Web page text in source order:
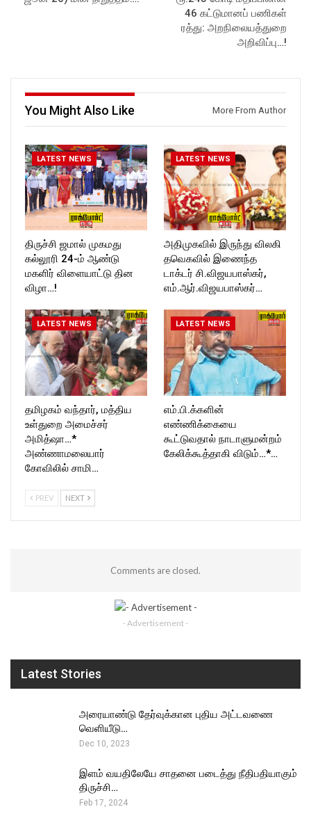
https://www.instagram.com/ro
ckforttimes/
Follow us on:
T_TIMESC
https://www.facebook.com/R
ockforttimes
Follow us on:
https://www.instagram.com/ro
46 கட்டுமானப் பணிகள்
ரத்து: அறநிலையத்துறை
அறிவிப்பு…!
You Might Also Like More From Author
LATEST NEWS
திருச்சி ஜமால் முகமது
கல்லூரி 24-ம் ஆண்டு
மகளிர் விளையாட்டு தின
விழா…!
LATEST NEWS
அதிமுகவில் இருந்து விலகி
தவெகவில் இணைந்த
டாக்டர் சி.விஜயபாஸ்கர்,
எம்.ஆர்.விஜயபாஸ்கர்…
LATEST NEWS
தமிழகம் வந்தார், மத்திய
உள்துறை அமைச்சர்
அமித்ஷா…*
அண்ணாமலையார்
கோவிலில் சாமி…
LATEST NEWS
எம்.பி.க்களின்
எண்ணிக்கையை
கூட்டுவதால் நாடாளுமன்றம்
கேலிக்கூத்தாகி விடும்…*…
PREV NEXT
Comments are closed.
- Advertisement -
Latest Stories
அரையாண்டு தேர்வுக்கான புதிய அட்டவணை
வெளியீடு…
Dec 10, 2023
இளம் வயதிலேயே சாதனை படைத்து நீதிபதியாகும்
திருச்சி…
Feb 17, 2024